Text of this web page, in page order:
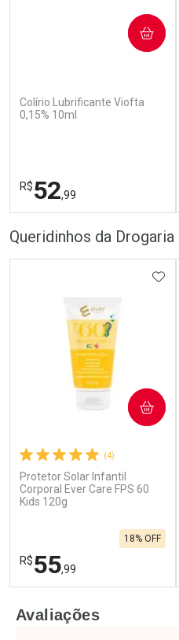
Colírio Lubrificante Viofta
0,15% 10ml
R$52,99
COMPRAR
Ativar Desconto
Comprar sem Desconto
Queridinhos da Drogaria
(4)
Protetor Solar Infantil
Corporal Ever Care FPS 60
Kids 120g
R$55,99
18% OFF
COMPRAR
Avaliações